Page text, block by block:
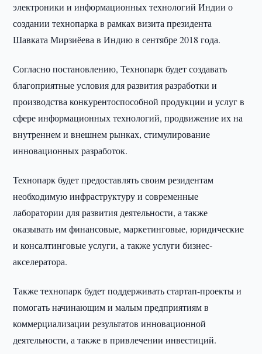
электроники и информационных технологий Индии о
создании технопарка в рамках визита президента
Шавката Мирзиёева в Индию в сентябре 2018 года.
Согласно постановлению, Технопарк будет создавать
благоприятные условия для развития разработки и
производства конкурентоспособной продукции и услуг в
сфере информационных технологий, продвижение их на
внутреннем и внешнем рынках, стимулирование
инновационных разработок.
Технопарк будет предоставлять своим резидентам
необходимую инфраструктуру и современные
лаборатории для развития деятельности, а также
оказывать им финансовые, маркетинговые, юридические
и консалтинговые услуги, а также услуги бизнес-
акселератора.
Также технопарк будет поддерживать стартап-проекты и
помогать начинающим и малым предприятиям в
коммерциализации результатов инновационной
деятельности, а также в привлечении инвестиций.